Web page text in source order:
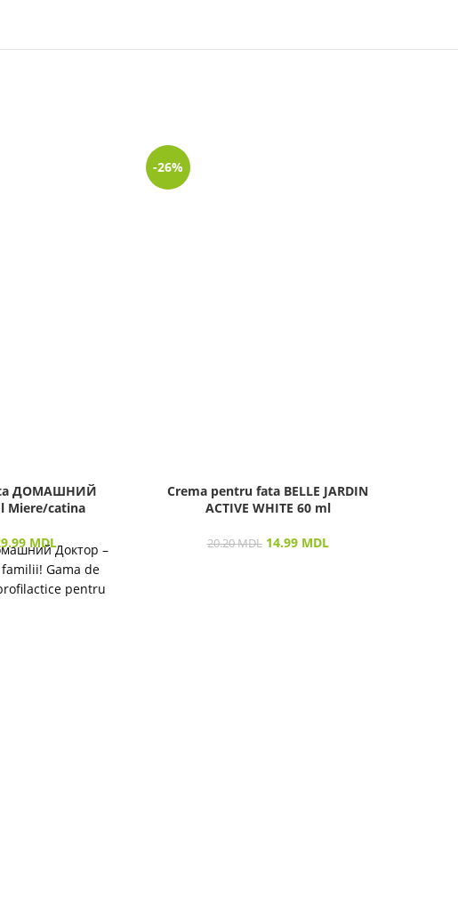
ДОМАШНИЙ
Miere/catina
MDLДоктор –
Gama de
pentru
-26%
Crema pentru fata BELLE JARDIN
ACTIVE WHITE 60 ml
20.20MDL 14.99 MDL